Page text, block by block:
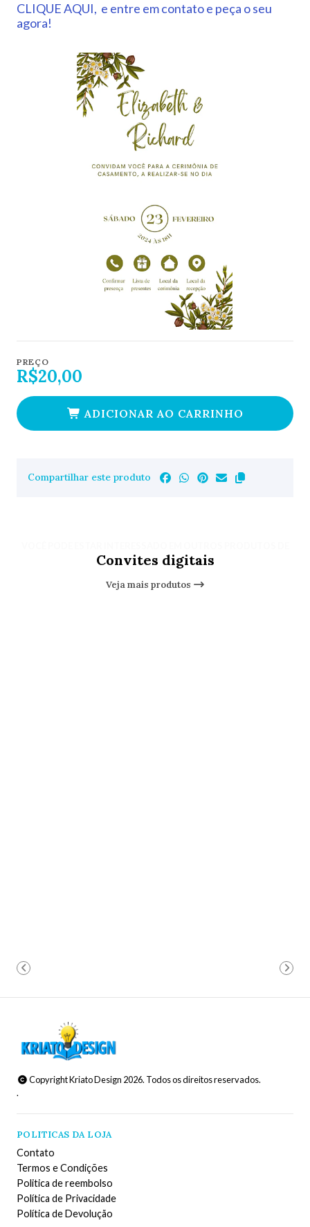
CLIQUE AQUI, e entre em contato e peça o seu
agora!
PREÇO
R$20,00
ADICIONAR AO CARRINHO
Compartilhar este produto
Convites digitais
Veja mais produtos
Copyright Kriato Design 2026. Todos os direitos reservados.
.
POLITICAS DA LOJA
Contato
Termos e Condições
Politica de reembolso
Política de Privacidade
Política de Devolução